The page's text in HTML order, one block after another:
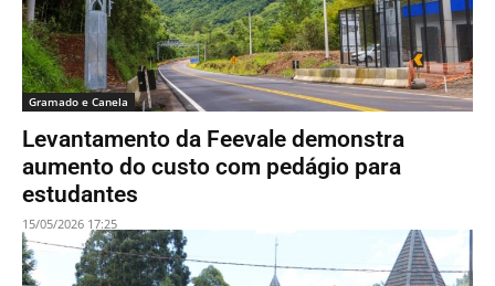
Gramado e Canela
Levantamento da Feevale demonstra
aumento do custo com pedágio para
estudantes
15/05/2026 17:25